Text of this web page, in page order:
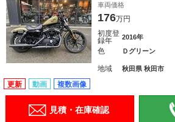
車両価格
176万円
初度登
録年
2016年
色 Ｄグリーン
地域 秋田県 秋田市
更新 動画 複数画像
見積・在庫確認